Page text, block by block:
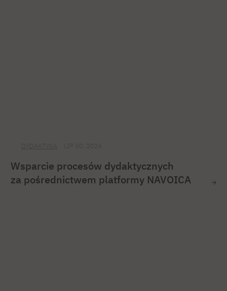
Wsparcie procesów dydaktycznych
za pośrednictwem platformy NAVOICA